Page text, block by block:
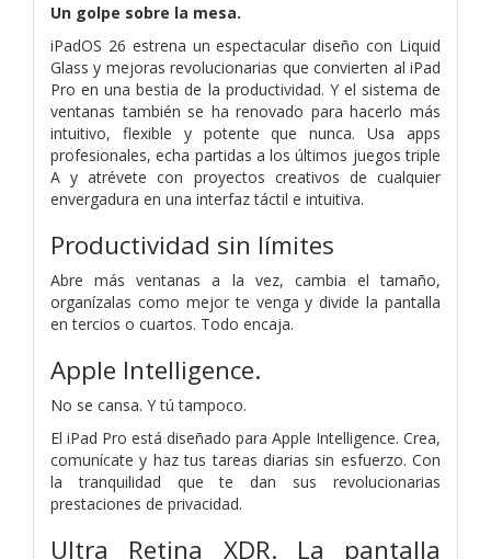
Un golpe sobre la mesa.
iPadOS 26 estrena un espectacular diseño con Liquid
Glass y mejoras revolucionarias que convierten al iPad
Pro en una bestia de la productividad. Y el sistema de
ventanas también se ha renovado para hacerlo más
intuitivo, flexible y potente que nunca. Usa apps
profesionales, echa partidas a los últimos juegos triple
A y atrévete con proyectos creativos de cualquier
envergadura en una interfaz táctil e intuitiva.
Productividad sin límites
Abre más ventanas a la vez, cambia el tamaño,
organízalas como mejor te venga y divide la pantalla
en tercios o cuartos. Todo encaja.
Apple Intelligence.
No se cansa. Y tú tampoco.
El iPad Pro está diseñado para Apple Intelligence. Crea,
comunícate y haz tus tareas diarias sin esfuerzo. Con
la tranquilidad que te dan sus revolucionarias
prestaciones de privacidad.
Ultra Retina XDR. La pantalla